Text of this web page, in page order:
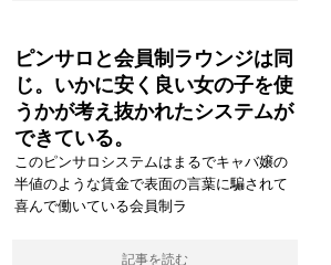
ピンサロと会員制ラウンジは同
じ。いかに安く良い女の子を使
うかが考え抜かれたシステムが
できている。
このピンサロシステムはまるでキャバ嬢の
半値のような賃金で表面の言葉に騙されて
喜んで働いている会員制ラ
記事を読む